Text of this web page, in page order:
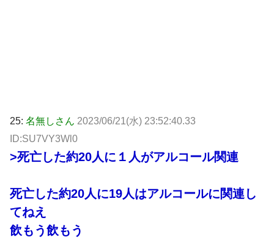
25: 名無しさん 2023/06/21(水) 23:52:40.33
ID:SU7VY3Wl0
>死亡した約20人に１人がアルコール関連
死亡した約20人に19人はアルコールに関連し
てねえ
飲もう飲もう